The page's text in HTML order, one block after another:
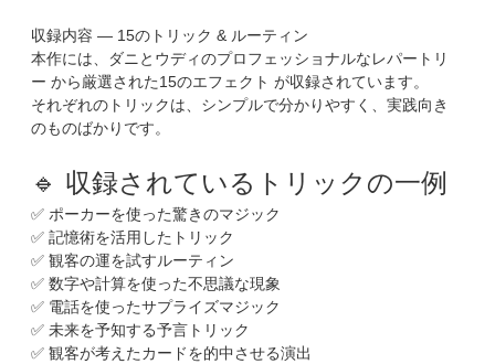
収録内容 — 15のトリック & ルーティン
本作には、ダニとウディのプロフェッショナルなレパートリ
ー から厳選された15のエフェクト が収録されています。
それぞれのトリックは、シンプルで分かりやすく、実践向き
のものばかりです。
🔹 収録されているトリックの一例
✅ ポーカーを使った驚きのマジック
✅ 記憶術を活用したトリック
✅ 観客の運を試すルーティン
✅ 数字や計算を使った不思議な現象
✅ 電話を使ったサプライズマジック
✅ 未来を予知する予言トリック
✅ 観客が考えたカードを的中させる演出